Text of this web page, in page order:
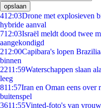
opslaan
412:03Drone met explosieven
hybride aanval
712:03Israël meldt dood twee
aangekondigd
212:00Capibara's lopen
binnen
2211:59Waterschappen slaan
leeg
811:57Iran en Oman eens over
buitenspel
3611:55Vinted-foto's van